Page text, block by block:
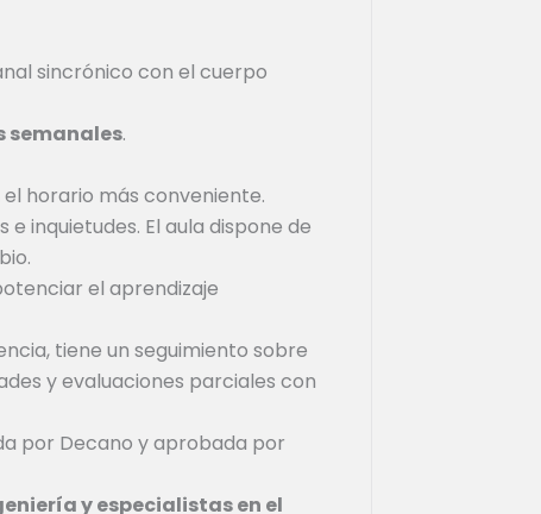
sincrónico con el cuerpo
semanales.
horario más conveniente.
inquietudes. El aula dispone de
el aprendizaje
tiene un seguimiento sobre
y evaluaciones parciales con
por Decano y aprobada por
y especialistas en el